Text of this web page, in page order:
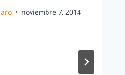
noviembre 7, 2014